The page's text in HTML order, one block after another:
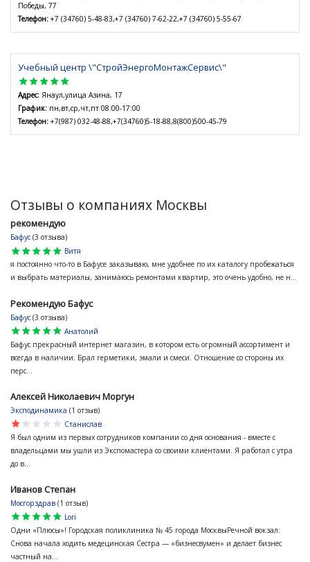
Победы, 77
Телефон: +7 (34760) 5-48-83,+7 (34760) 7-62-22,+7 (34760) 5-55-67
Учебный центр \"СтройЭнергоМонтажСервис\"
star
star
star
star
star
Адрес: Янаул,улица Азина, 17
График: пн,вт,ср,чт,пт 08:00-17:00
Телефон: +7(987) 032-48-88,+7(34760)5-18-88,8(800)500-45-79
Отзывы о компаниях Москвы
рекомендую
Бафус (3 отзыва)
star
star
star
star
star
Витя
я постоянно что-то в Бафусе заказываю, мне удобнее по их каталогу пробежаться
и выбрать материалы, занимаюсь ремонтами квартир, это очень удобно, не н...
Рекомендую Бафус
Бафус (3 отзыва)
star
star
star
star
star
Анатолий
Бафус прекрасный интернет магазин, в котором есть огромный ассортимент и
всегда в наличии. Брал герметики, эмали и смеси. Отношение со стороны их
перс...
Алексей Николаевич Моргун
Эксподинамика (1 отзыв)
star
star
star
star
star
Станислав
Я был одним из первых сотрудников компании со дня основания - вместе с
владельцами мы ушли из Экспомастера со своими клиентами. Я работал с утра
до в...
Иванов Степан
Мосгорздрав (1 отзыв)
star
star
star
star
star
Lori
Одни «Плюсы»! Городская поликлиника № 45 города МосквыРечной вокзал:
Снова начала ходить медецинская Сестра — «бизнесвумен» и делает бизнес
частный на...